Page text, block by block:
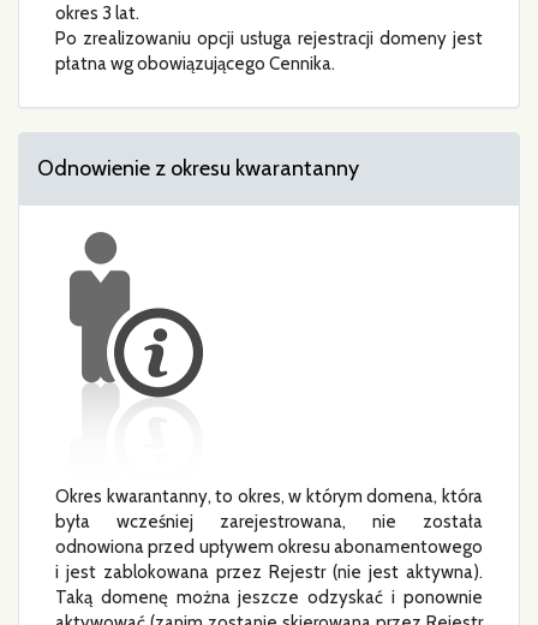
okres 3 lat.
Po zrealizowaniu opcji usługa rejestracji domeny jest
płatna wg obowiązującego Cennika.
Odnowienie z okresu kwarantanny
Okres kwarantanny, to okres, w którym domena, która
była wcześniej zarejestrowana, nie została
odnowiona przed upływem okresu abonamentowego
i jest zablokowana przez Rejestr (nie jest aktywna).
Taką domenę można jeszcze odzyskać i ponownie